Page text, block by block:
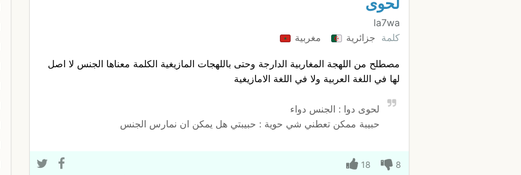
la7wa
كلمة جزائرية مغربية
مصطلح من اللهجة المغاربية الدارجة وحتى باللهجات المازيغية الكلمة معناها الجنس لا اصل
لها في اللغة العربية ولا في اللغة الامازيغية
لحوى دوا : الجنس دواء
حبيبة ممكن تعطني شي حوية : حبيبتي هل يمكن ان نمارس الجنس
8
18